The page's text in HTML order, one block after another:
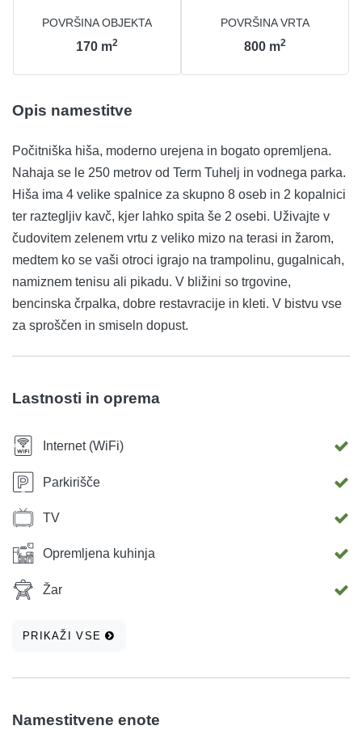
POVRŠINA OBJEKTA
170 m2
POVRŠINA VRTA
800 m2
Opis namestitve
Počitniška hiša, moderno urejena in bogato opremljena.
Nahaja se le 250 metrov od Term Tuhelj in vodnega parka.
Hiša ima 4 velike spalnice za skupno 8 oseb in 2 kopalnici
ter raztegljiv kavč, kjer lahko spita še 2 osebi. Uživajte v
čudovitem zelenem vrtu z veliko mizo na terasi in žarom,
medtem ko se vaši otroci igrajo na trampolinu, gugalnicah,
namiznem tenisu ali pikadu. V bližini so trgovine,
bencinska črpalka, dobre restavracije in kleti. V bistvu vse
za sproščen in smiseln dopust.
Lastnosti in oprema
Internet (WiFi)
Parkirišče
TV
Opremljena kuhinja
Žar
PRIKAŽI VSE
Namestitvene enote